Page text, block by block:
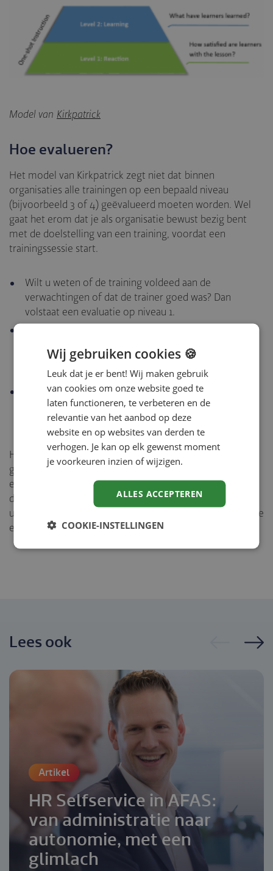
Model van Kirkpatrick
Hoe evalueren?
Het model van Kirkpatrick zegt niet dat binnen
organisaties alle trainingen op een bepaald niveau
(bijvoorbeeld 3 of 4) geëvalueerd moeten worden. Wel
gaat het erom dat je als organisatie bewust bezig bent
met de doelstelling van een training, voordat een
trainingssessie start.
Wilt u weten of de training voldeed aan de
verwachtingen of dat de trainer goed was? Dan
volstaat een evaluatie op niveau 1.
middel van een toets, een examen of andere
meetinstrumenten.
Wilt u ook weten of de training het gewenste gedrag
of gewenste resultaat heeft opgeleverd? Start dan
evaluatieactiviteiten op niveau 3 op.
Het maken van een bewuste keuze waarop een training
geëvalueerd moet worden, is het begin van een
effectiever opdelingsbeleid binnen organisaties. Met
de
e-learningmodule en AFAS cursusmanagement
u de meetgegevens die u nodig heeft om uw cursussen te
evalueren tot uw beschikking.
Lees ook
Artikel
HR Selfservice in AFAS:
van administratie naar
autonomie, met een
glimlach
Wij gebruiken cookies 🍪
Leuk dat je er bent! Wij maken gebruik
van cookies om onze website goed te
laten functioneren, te verbeteren en de
relevantie van het aanbod op deze
website en op websites van derden te
verhogen. Je kan op elk gewenst moment
je voorkeuren inzien of wijzigen.
ALLES ACCEPTEREN
COOKIE-INSTELLINGEN